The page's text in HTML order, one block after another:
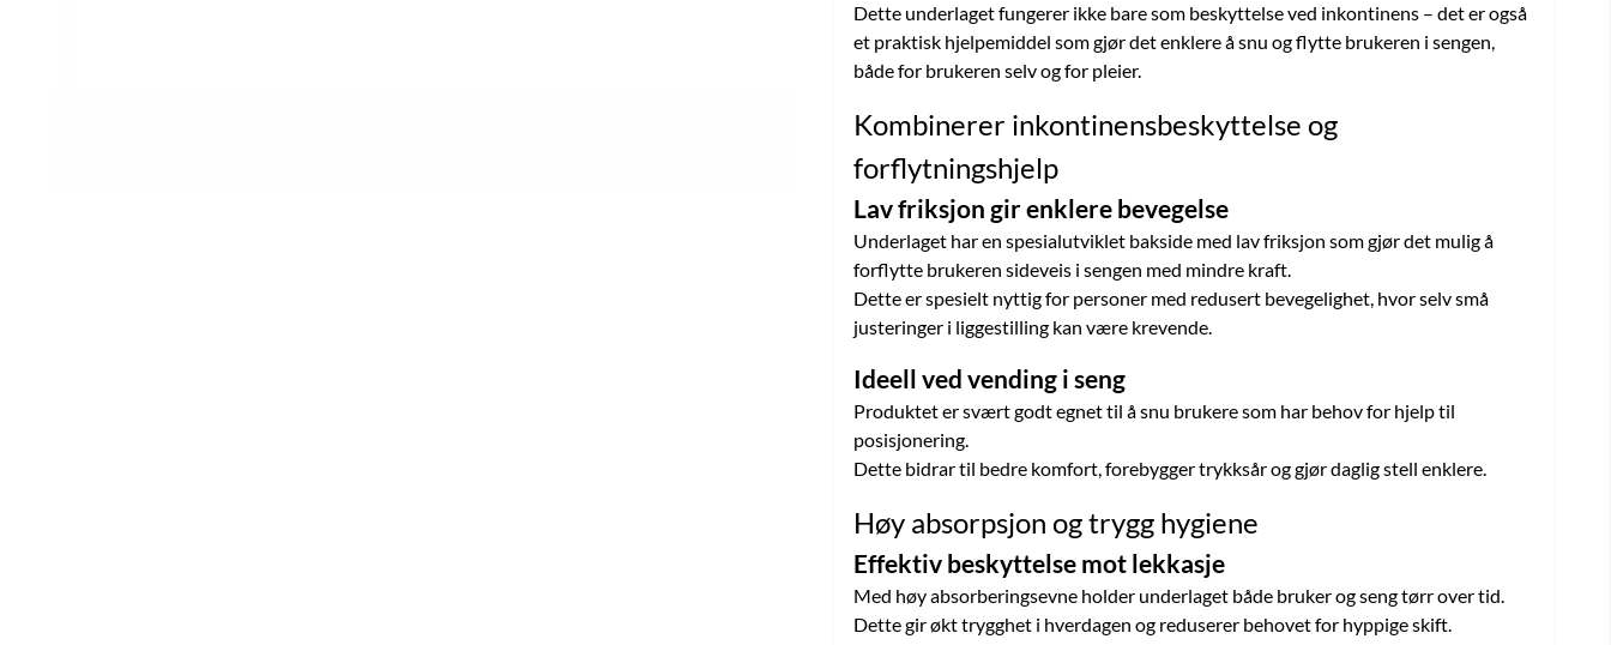
Dette underlaget fungerer ikke bare som beskyttelse ved inkontinens – det er også
et praktisk hjelpemiddel som gjør det enklere å snu og flytte brukeren i sengen,
både for brukeren selv og for pleier.
Kombinerer inkontinensbeskyttelse og
forflytningshjelp
Lav friksjon gir enklere bevegelse
Underlaget har en spesialutviklet bakside med lav friksjon som gjør det mulig å
forflytte brukeren sideveis i sengen med mindre kraft.
Dette er spesielt nyttig for personer med redusert bevegelighet, hvor selv små
justeringer i liggestilling kan være krevende.
Ideell ved vending i seng
Produktet er svært godt egnet til å snu brukere som har behov for hjelp til
posisjonering.
Dette bidrar til bedre komfort, forebygger trykksår og gjør daglig stell enklere.
Høy absorpsjon og trygg hygiene
Effektiv beskyttelse mot lekkasje
Med høy absorberingsevne holder underlaget både bruker og seng tørr over tid.
Dette gir økt trygghet i hverdagen og reduserer behovet for hyppige skift.